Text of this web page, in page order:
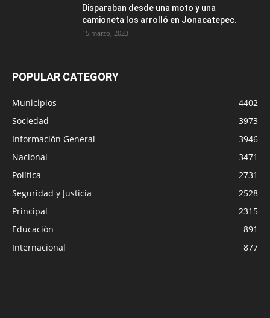
Disparaban desde una moto y una
camioneta los arrolló en Jonacatepec.
15 marzo, 2023
POPULAR CATEGORY
Municipios
4402
Sociedad
3973
Información General
3946
Nacional
3471
Política
2731
Seguridad y Justicia
2528
Principal
2315
Educación
891
Internacional
877